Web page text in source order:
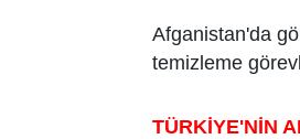
Afganistan'da
temizleme
TÜRKİYE'NİN